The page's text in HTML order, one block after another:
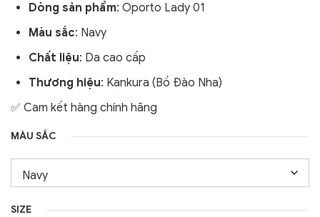
Dòng sản phẩm: Oporto Lady 01
Màu sắc: Navy
Chất liệu: Da cao cấp
Thương hiệu: Kankura (Bồ Đào Nha)
✅ Cam kết hàng chính hãng
MÀU SẮC
SIZE